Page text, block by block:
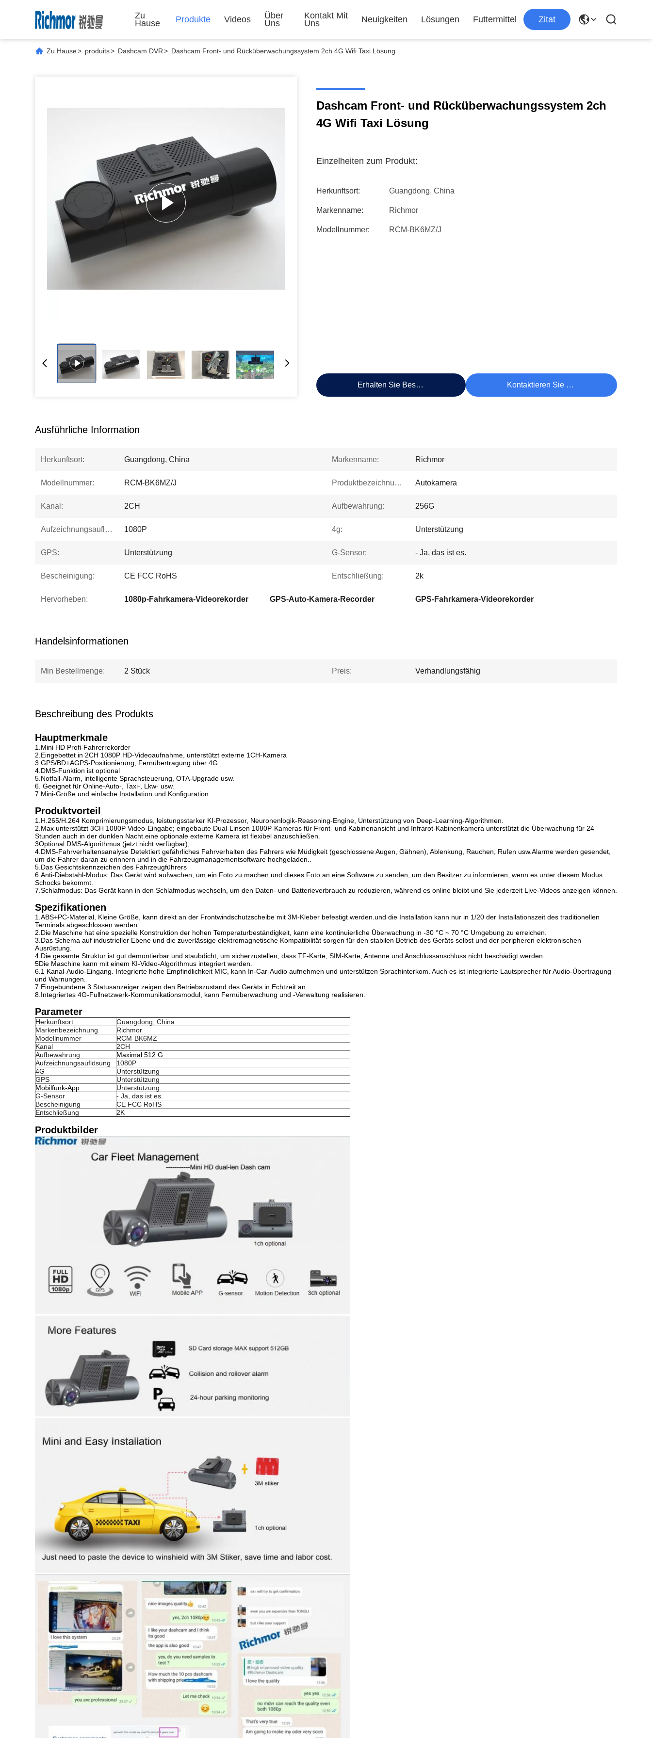
Zu
Hause
Produkte Videos
Über
Uns
Kontakt Mit
Uns
Neuigkeiten Lösungen Futtermittel Zitat
Zu Hause> produits> Dashcam DVR> Dashcam Front- und Rücküberwachungssystem 2ch 4G Wifi Taxi Lösung
Dashcam Front- und Rücküberwachungssystem 2ch
4G Wifi Taxi Lösung
Einzelheiten zum Produkt:
Herkunftsort: Guangdong, China
Markenname: Richmor
Modellnummer: RCM-BK6MZ/J
Erhalten Sie Besten Preis Kontaktieren Sie Uns Jetzt
Ausführliche Information
Herkunftsort: Guangdong, China Markenname: Richmor
Modellnummer: RCM-BK6MZ/J Produktbezeichnung: Autokamera
Kanal: 2CH Aufbewahrung: 256G
Aufzeichnungsauflösung: 1080P 4g: Unterstützung
GPS: Unterstützung G-Sensor: - Ja, das ist es.
Bescheinigung: CE FCC RoHS Entschließung: 2k
Hervorheben: 1080p-Fahrkamera-Videorekorder GPS-Auto-Kamera-Recorder GPS-Fahrkamera-Videorekorder
Handelsinformationen
Min Bestellmenge: 2 Stück Preis: Verhandlungsfähig
Beschreibung des Produkts
Hauptmerkmale
1.Mini HD Profi-Fahrerrekorder
2.Eingebettet in 2CH 1080P HD-Videoaufnahme, unterstützt externe 1CH-Kamera
3.GPS/BD+AGPS-Positionierung, Fernübertragung über 4G
4.DMS-Funktion ist optional
5.Notfall-Alarm, intelligente Sprachsteuerung, OTA-Upgrade usw.
6. Geeignet für Online-Auto-, Taxi-, Lkw- usw.
7.Mini-Größe und einfache Installation und Konfiguration
Produktvorteil
1.H.265/H.264 Komprimierungsmodus, leistungsstarker KI-Prozessor, Neuronenlogik-Reasoning-Engine, Unterstützung von Deep-Learning-Algorithmen.
2.Max unterstützt 3CH 1080P Video-Eingabe; eingebaute Dual-Linsen 1080P-Kameras für Front- und Kabinenansicht und Infrarot-Kabinenkamera unterstützt die Überwachung für 24
Stunden auch in der dunklen Nacht.eine optionale externe Kamera ist flexibel anzuschließen.
3Optional DMS-Algorithmus (jetzt nicht verfügbar);
4.DMS-Fahrverhaltensanalyse Detektiert gefährliches Fahrverhalten des Fahrers wie Müdigkeit (geschlossene Augen, Gähnen), Ablenkung, Rauchen, Rufen usw.Alarme werden gesendet,
um die Fahrer daran zu erinnern und in die Fahrzeugmanagementsoftware hochgeladen..
5.Das Gesichtskennzeichen des Fahrzeugführers
6.Anti-Diebstahl-Modus: Das Gerät wird aufwachen, um ein Foto zu machen und dieses Foto an eine Software zu senden, um den Besitzer zu informieren, wenn es unter diesem Modus
Schocks bekommt.
7.Schlafmodus: Das Gerät kann in den Schlafmodus wechseln, um den Daten- und Batterieverbrauch zu reduzieren, während es online bleibt und Sie jederzeit Live-Videos anzeigen können.
Spezifikationen
1.ABS+PC-Material, Kleine Größe, kann direkt an der Frontwindschutzscheibe mit 3M-Kleber befestigt werden.und die Installation kann nur in 1/20 der Installationszeit des traditionellen
Terminals abgeschlossen werden.
2.Die Maschine hat eine spezielle Konstruktion der hohen Temperaturbeständigkeit, kann eine kontinuierliche Überwachung in -30 °C ~ 70 °C Umgebung zu erreichen.
3.Das Schema auf industrieller Ebene und die zuverlässige elektromagnetische Kompatibilität sorgen für den stabilen Betrieb des Geräts selbst und der peripheren elektronischen
Ausrüstung.
4.Die gesamte Struktur ist gut demontierbar und staubdicht, um sicherzustellen, dass TF-Karte, SIM-Karte, Antenne und Anschlussanschluss nicht beschädigt werden.
5Die Maschine kann mit einem KI-Video-Algorithmus integriert werden.
6.1 Kanal-Audio-Eingang. Integrierte hohe Empfindlichkeit MIC, kann In-Car-Audio aufnehmen und unterstützen Sprachinterkom. Auch es ist integrierte Lautsprecher für Audio-Übertragung
und Warnungen.
7.Eingebundene 3 Statusanzeiger zeigen den Betriebszustand des Geräts in Echtzeit an.
8.Integriertes 4G-Fullnetzwerk-Kommunikationsmodul, kann Fernüberwachung und -Verwaltung realisieren.
Parameter
Herkunftsort
Guangdong, China
Markenbezeichnung
Richmor
Modellnummer
RCM-BK6MZ
Kanal
2CH
Aufbewahrung
Maximal 512 G
Aufzeichnungsauflösung
1080P
4G
Unterstützung
GPS
Unterstützung
Mobilfunk-App
Unterstützung
G-Sensor
- Ja, das ist es.
Bescheinigung
CE FCC RoHS
Entschließung
2K
Produktbilder